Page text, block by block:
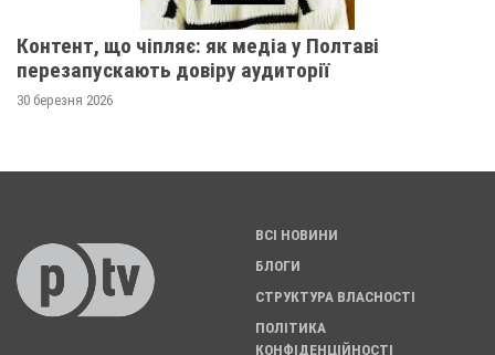
Контент, що чіпляє: як медіа у Полтаві
перезапускають довіру аудиторії
30 березня 2026
ВСІ НОВИНИ
БЛОГИ
СТРУКТУРА ВЛАСНОСТІ
ПОЛІТИКА
КОНФІДЕНЦІЙНОСТІ